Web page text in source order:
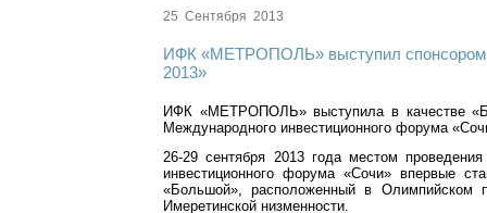
25 Сентября 2013
ИФК «МЕТРОПОЛЬ» выступил
2013»
ИФК «МЕТРОПОЛЬ» выступила в качестве
Международного инвестиционного форума
26-29 сентября 2013 года местом
инвестиционного форума «Сочи» впервые
«Большой», расположенный в Олимпийском
Имеретинской низменности.